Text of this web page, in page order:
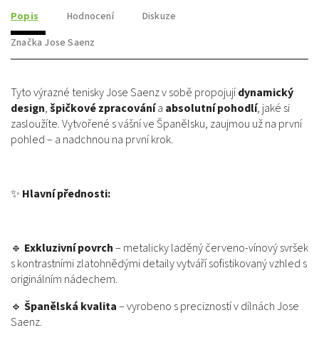
Popis Hodnocení
Diskuze
Značka Jose Saenz
Tyto výrazné tenisky Jose Saenz v sobě propojujídynamický
design,špičkové zpracovánía absolutní pohodlí, jaké si
zasloužíte. Vytvořené s vášní ve Španělsku, zaujmou už na první
pohled – a nadchnou na první krok.
✨ Hlavní přednosti:
🔹 Exkluzivní povrch– metalicky laděný červeno-vínový svršek
s kontrastními zlatohnědými detaily vytváří sofistikovaný vzhled s
originálním nádechem.
🔹 Španělská kvalita– vyrobeno s precizností v dílnách Jose
Saenz.